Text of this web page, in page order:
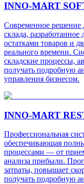
INNO-MART
Современное решение
склада,
остатками товаров и
реального времени.
складские процессы,
получать подробную
управления бизнесом.
INNO-MART
Профессиональная
обеспечивающая
процессами — от
анализа прибыли.
затраты, повышает
получать подробную